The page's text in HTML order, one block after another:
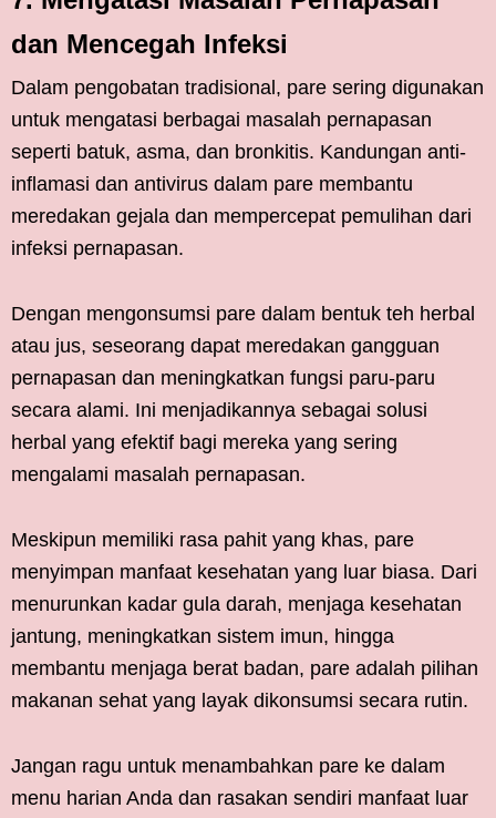
dan Mencegah Infeksi
Dalam pengobatan tradisional, pare sering digunakan
untuk mengatasi berbagai masalah pernapasan
seperti batuk, asma, dan bronkitis. Kandungan anti-
inflamasi dan antivirus dalam pare membantu
meredakan gejala dan mempercepat pemulihan dari
infeksi pernapasan.
Dengan mengonsumsi pare dalam bentuk teh herbal
atau jus, seseorang dapat meredakan gangguan
pernapasan dan meningkatkan fungsi paru-paru
secara alami. Ini menjadikannya sebagai solusi
herbal yang efektif bagi mereka yang sering
mengalami masalah pernapasan.
Meskipun memiliki rasa pahit yang khas, pare
menyimpan manfaat kesehatan yang luar biasa. Dari
menurunkan kadar gula darah, menjaga kesehatan
jantung, meningkatkan sistem imun, hingga
membantu menjaga berat badan, pare adalah pilihan
makanan sehat yang layak dikonsumsi secara rutin.
Jangan ragu untuk menambahkan pare ke dalam
menu harian Anda dan rasakan sendiri manfaat luar